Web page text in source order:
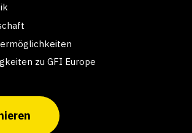
zu GFI Europe